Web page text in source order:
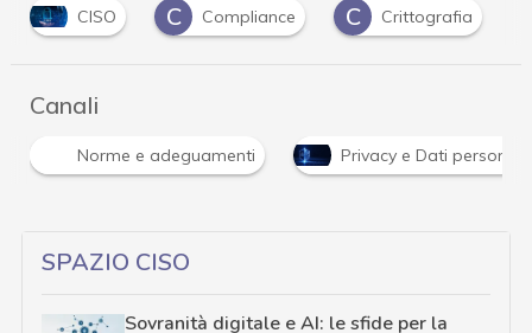
CISO C Compliance C Crittografia
Canali
Norme e adeguamenti Privacy e Dati personali
SPAZIO CISO
Sovranità digitale e AI: le sfide per la